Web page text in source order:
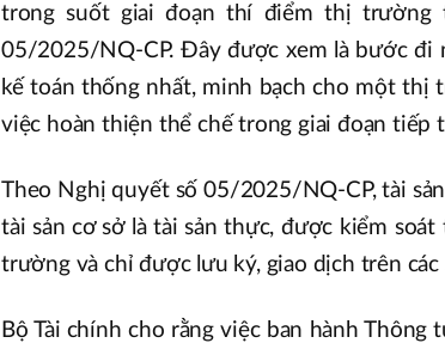
trong suốt giai đoạn thí điểm thị trường
05/2025/NQ-CP. Đây được xem là bước đi
kế toán thống nhất, minh bạch cho một
việc hoàn thiện thể chế trong giai đoạn tiếp
Theo Nghị quyết số 05/2025/NQ-CP, tài
tài sản cơ sở là tài sản thực, được kiểm
trường và chỉ được lưu ký, giao dịch trên các
Bộ Tài chính cho rằng việc ban hành